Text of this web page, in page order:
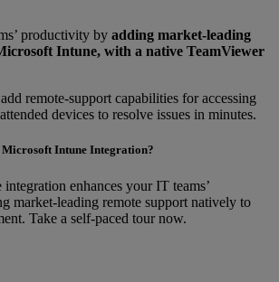
productivity by adding market-leading
Intune, with a native TeamViewer
remote-support capabilities for accessing
devices to resolve issues in minutes.
Intune Integration?
enhances your IT teams’
market-leading remote support natively to
Take a self-paced tour now.